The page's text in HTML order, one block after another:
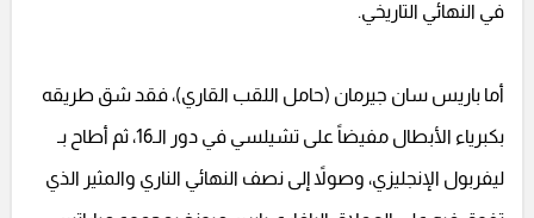
في النهائي التاريخي.
أما باريس سان جيرمان (حامل اللقب القاري)، فقد شق طريقه
بكبرياء الأبطال مفيضاً على تشيلسي في دور الـ16، ثم أطاح بـ
ليفربول الإنجليزي، وصولاً إلى نصف النهائي الناري والمثير الذي